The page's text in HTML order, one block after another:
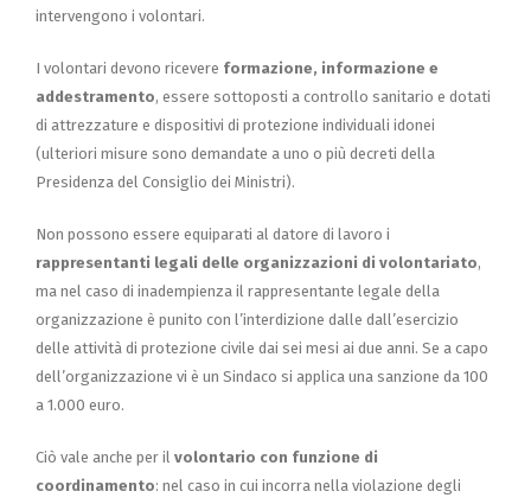
intervengono i volontari.
I volontari devono ricevere formazione, informazione e
addestramento, essere sottoposti a controllo sanitario e dotati
di attrezzature e dispositivi di protezione individuali idonei
(ulteriori misure sono demandate a uno o più decreti della
Presidenza del Consiglio dei Ministri).
Non possono essere equiparati al datore di lavoro i
rappresentanti legali delle organizzazioni di volontariato,
ma nel caso di inadempienza il rappresentante legale della
organizzazione è punito con l’interdizione dalle dall’esercizio
delle attività di protezione civile dai sei mesi ai due anni. Se a capo
dell’organizzazione vi è un Sindaco si applica una sanzione da 100
a 1.000 euro.
Ciò vale anche per il volontario con funzione di
coordinamento: nel caso in cui incorra nella violazione degli